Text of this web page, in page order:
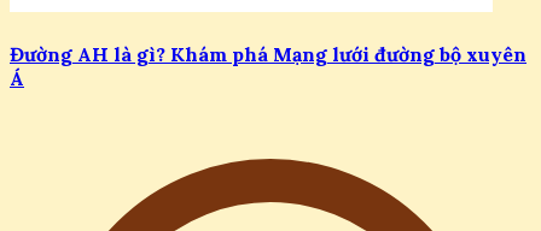
Đường AH là gì? Khám phá Mạng lưới đường bộ xuyên
Á